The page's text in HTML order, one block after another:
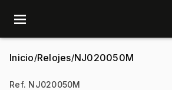
menu
Inicio/Relojes/NJ020050M
Ref. NJ020050M